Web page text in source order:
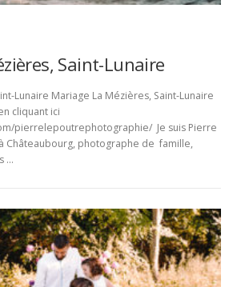
Saint-Lunaire
Lunaire Mariage La Mézières, Saint-Lunaire
cliquant ici
pierrelepoutrephotographie/ Je suis Pierre
Châteaubourg, photographe de famille,
…